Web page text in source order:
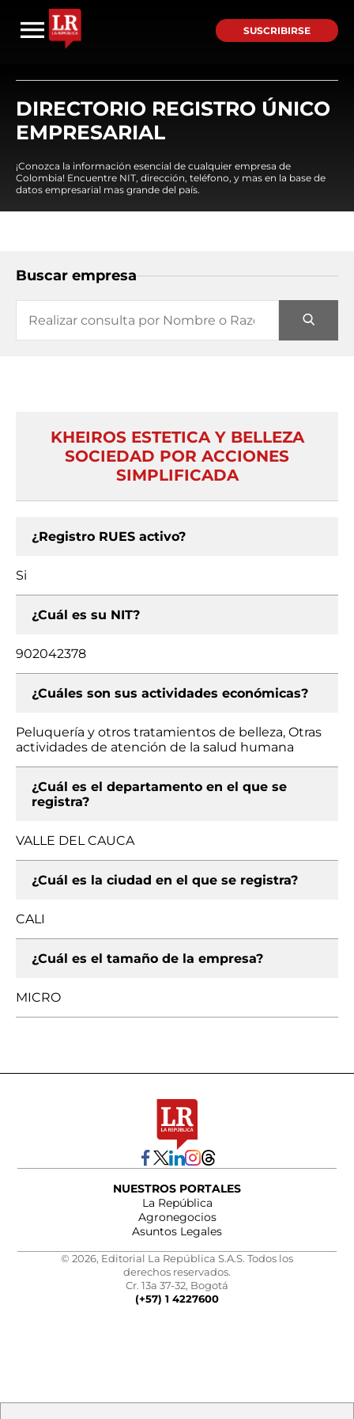
SUSCRIBIRSE
DIRECTORIO REGISTRO ÚNICO
EMPRESARIAL
¡Conozca la información esencial de cualquier empresa de
Colombia! Encuentre NIT, dirección, teléfono, y mas en la base de
datos empresarial mas grande del país.
Buscar empresa
KHEIROS ESTETICA Y BELLEZA
SOCIEDAD POR ACCIONES
SIMPLIFICADA
¿Registro RUES activo?
Si
¿Cuál es su NIT?
902042378
¿Cuáles son sus actividades económicas?
Peluquería y otros tratamientos de belleza, Otras
actividades de atención de la salud humana
¿Cuál es el departamento en el que se
registra?
VALLE DEL CAUCA
¿Cuál es la ciudad en el que se registra?
CALI
¿Cuál es el tamaño de la empresa?
MICRO
NUESTROS PORTALES
La República
Agronegocios
Asuntos Legales
© 2026, Editorial La República S.A.S. Todos los
derechos reservados.
Cr. 13a 37-32, Bogotá
(+57) 1 4227600